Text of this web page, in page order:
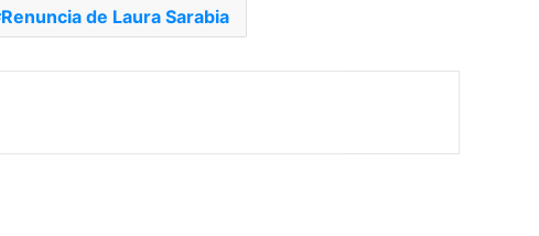
Renuncia de Laura Sarabia